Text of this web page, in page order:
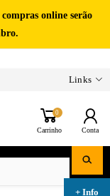
online serão
Links
0
Carrinho Conta